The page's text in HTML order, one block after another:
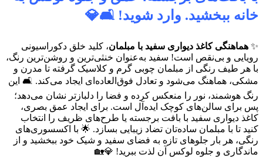
✨ هماهنگی کاغذ دیواری سفید با مبلمان، کلید خلق دکوراسیونی
رویایی و بی‌نقص است! سفید به‌عنوان خنثی‌ترین و روشن‌ترین رنگ،
با هر طیف رنگی از مبلمان چوبی گرم و کلاسیک گرفته تا مدرن و
مشکی، هماهنگ می‌شود و تعادل فوق‌العاده‌ای ایجاد می‌کند. 🛋️ این
رنگ هوشمند، نور را منعکس کرده و فضا را دلبازتر نشان می‌دهد؛
پس برای سالن‌های کوچک ایده‌آل است. برای ایجاد عمق بصری،
کاغذ دیواری سفید با بافت برجسته یا طرح‌های ظریف را انتخاب
کنید تا با مبلمان ساده‌تان تضاد زیبایی بسازد. 🌟 با اکسسوری‌های
رنگی، هر بار جلوهای تازه به فضای سفید و شیک خود ببخشید و از
ماندگاری و جلوه لوکس آن لذت ببرید! 💎🏡